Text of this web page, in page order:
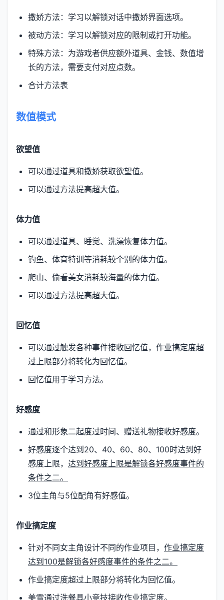
撒娇方法：学习以解锁对话中撒娇界面选项。
被动方法：学习以解锁对应的限制或打开功能。
特殊方法：为游戏者供应额外道具、金钱、数值增
长的方法，需要支付对应点数。
合计方法表
数值模式
欲望值
可以通过道具和撒娇获取欲望值。
可以通过方法提高超大值。
体力值
可以通过道具、睡觉、洗澡恢复体力值。
钓鱼、体育特训等消耗较个别的体力值。
爬山、偷看美女消耗较海量的体力值。
可以通过方法提高超大值。
回忆值
可以通过触发各种事件接收回忆值，作业搞定度超
过上限部分将转化为回忆值。
回忆值用于学习方法。
好感度
通过和形象二起度过时间、赠送礼物接收好感度。
好感度逐个达到20、40、60、80、100时达到好
感度上限， 达到好感度上限是解锁各好感度事件的
条件之二。
3位主角与5位配角有好感值。
作业搞定度
针对不同女主角设计不同的作业项目， 作业搞定度
达到100是解锁各好感度事件的条件之二。
作业搞定度超过上限部分将转化为回忆值。
美雪通过洗餐具小竞技接收作业搞定度。